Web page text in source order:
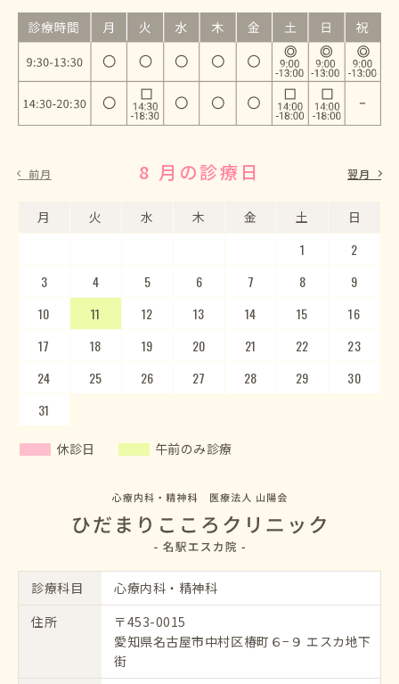
前月 8 月の診療日
月 火 水 木 金 土 日
1
2
3
4 5 6 7 8
9
10
11 12 13 14 15
16
17
18 19 20 21 22
23
24
25 26 27 28 29
30
31
9 月の診療日
月 火 水 木 金 土 日
5
6
7
8 9 10 11 12
13
14
15 16 17 18 19
20
21
22 23 24 25 26
27
28
29 30
翌月
休診日 午前のみ診療
診療科目
心療内科・精神科
住所
〒453-0015
愛知県名古屋市中村区椿町６−９ エスカ地下
街